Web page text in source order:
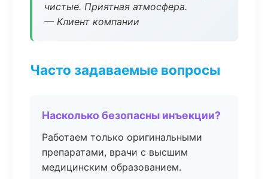
чистые. Приятная атмосфера.
— Клиент компании
Часто задаваемые вопросы
Насколько безопасны инъекции?
Работаем только оригинальными
препаратами, врачи с высшим
медицинским образованием.